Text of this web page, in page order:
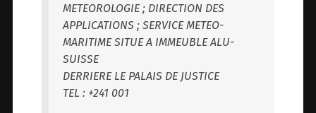
METEOROLOGIE ; DIRECTION DES
APPLICATIONS ; SERVICE METEO-
MARITIME SITUE A IMMEUBLE ALU-
SUISSE
DERRIERE LE PALAIS DE JUSTICE
TEL : +241 001